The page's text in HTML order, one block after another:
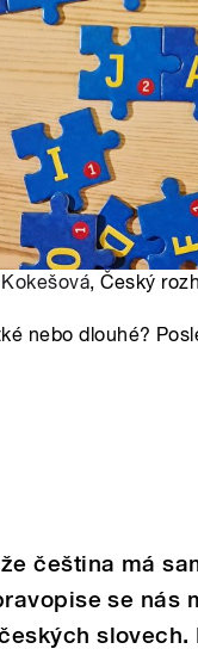
, Český
nebo dlouhé?
čeština má
se nás